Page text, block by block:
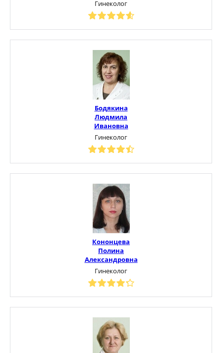
Гинеколог
Бодякина
Людмила
Ивановна
Гинеколог
Кононцева
Полина
Александровна
Гинеколог